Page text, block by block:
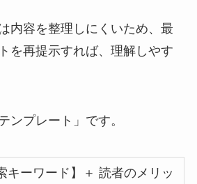
内容を整理しにくいため、最
を再提示すれば、理解しやす
ンプレート」です。
キーワード】＋ 読者のメリッ